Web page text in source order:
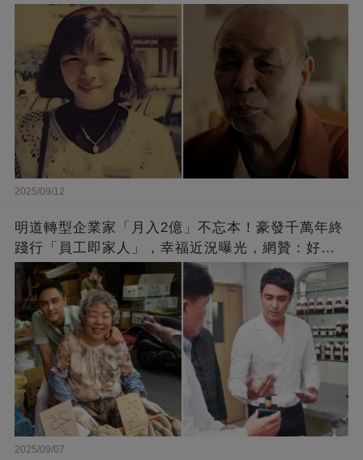
崩：真正的英雄不該被遺忘
2025/09/12
明道轉型企業家「月入2億」不忘本！豪發千萬年終
踐行「員工即家人」，幸福近況曝光，網贊：好老
闆的福報
2025/09/07